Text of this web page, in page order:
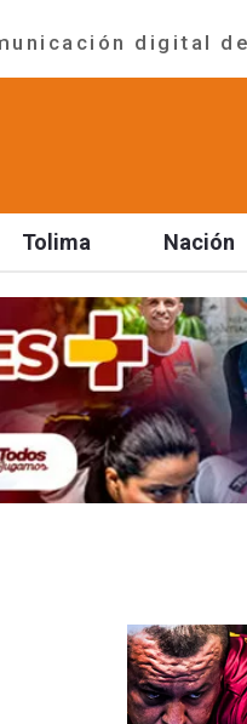
digital
Tolima Nación